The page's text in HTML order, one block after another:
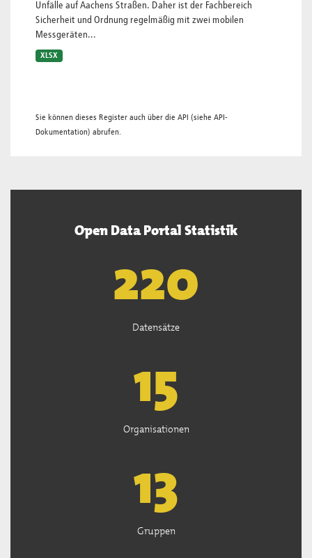
Unfälle auf Aachens Straßen. Daher ist der Fachbereich
Sicherheit und Ordnung regelmäßig mit zwei mobilen
Messgeräten...
XLSX
Sie können dieses Register auch über die API (siehe API-
Dokumentation) abrufen.
Open Data Portal Statistik
221
Datensätze
15
Organisationen
13
Gruppen